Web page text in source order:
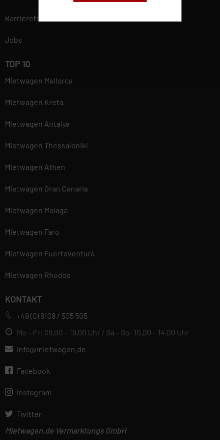
Informationen findest du in
Barrierefreiheit
Jobs
TOP 10
Mietwagen Mallorca
Mietwagen Kreta
Mietwagen Antalya
Mietwagen Thessaloniki
Mietwagen Athen
Mietwagen Gran Canaria
Mietwagen Malaga
Mietwagen Faro
Mietwagen Fuerteventura
Mietwagen Rhodos
KONTAKT
+49 (0) 6109 / 505 505
Mo – Fr: 09.00 – 19.00 Uhr / Sa – So: 10.00 – 14.00 Uhr
info@mietwagen.de
Facebook
Instagram
Twitter
Mietwagen.de Vermarktungs GmbH